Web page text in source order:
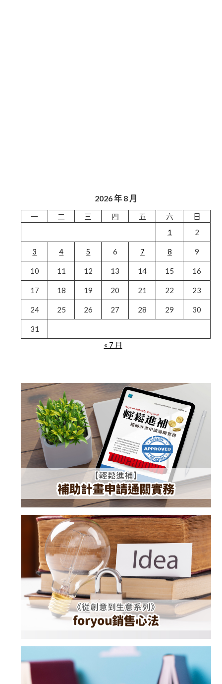
2026 年 8 月
一 二 三 四 五 六
日
1
2
3 4 5 6 7 8 9
10 11 12 13 14 15 16
17 18 19 20 21 22 23
24 25 26 27 28 29 30
31
« 7 月